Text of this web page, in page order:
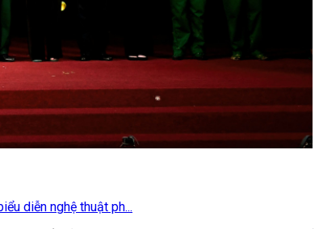
diễn nghệ thuật ph...